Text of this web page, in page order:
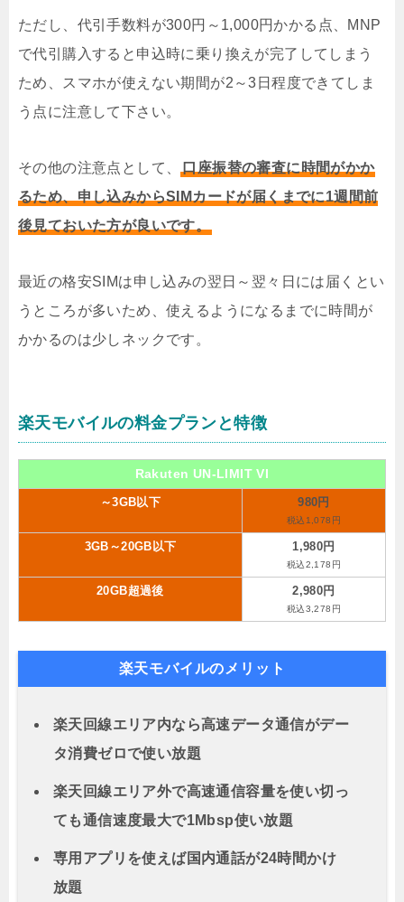
ただし、代引手数料が300円～1,000円かかる点、MNP
で代引購入すると申込時に乗り換えが完了してしまう
ため、スマホが使えない期間が2～3日程度できてしま
う点に注意して下さい。
その他の注意点として、
口座振替の審査に時間がかか
るため、申し込みからSIMカードが届くまでに1週間前
後見ておいた方が良いです。
最近の格安SIMは申し込みの翌日～翌々日には届くとい
うところが多いため、使えるようになるまでに時間が
かかるのは少しネックです。
楽天モバイルの料金プランと特徴
Rakuten UN-LIMIT VI
～3GB以下 980円
税込1,078円
3GB～20GB以下 1,980円
税込2,178円
20GB超過後 2,980円
税込3,278円
楽天モバイルのメリット
楽天回線エリア内なら高速データ通信がデー
タ消費ゼロで使い放題
楽天回線エリア外で高速通信容量を使い切っ
ても通信速度最大で1Mbsp使い放題
専用アプリを使えば国内通話が24時間かけ
放題